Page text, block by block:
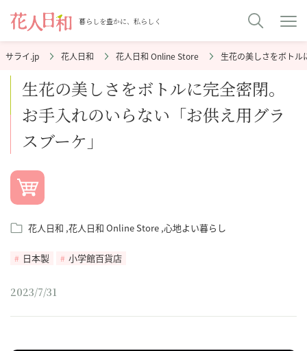
暮らしを豊かに、私らしく
花人日和 花人日和 Online Store 生花の美しさをボト
生花の美しさをボトルに完全密閉。
お手入れのいらない「お供え用グラ
スブーケ」
花人日和 花人日和 Online Store 心地よい暮らし
日本製 小学館百貨店
2023/7/31